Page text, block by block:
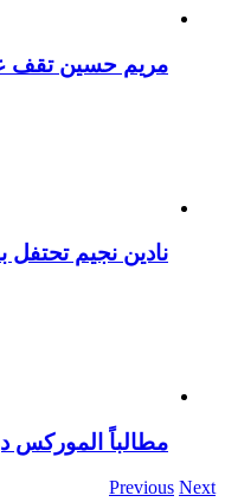
مريم حسين تقف
نادين نجيم تحتفل
مطالباً الموركس
Previous Next